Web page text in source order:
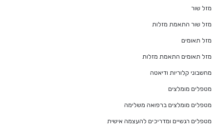
מזל שור
מזל שור התאמת מזלות
מזל תאומים
מזל תאומים התאמת מזלות
מחשבוני קלוריות ודיאטה
מטפלים מומלצים
מטפלים מומלצים ברפואה משלימה
מטפלים רגשיים ומדריכים להעצמה אישית